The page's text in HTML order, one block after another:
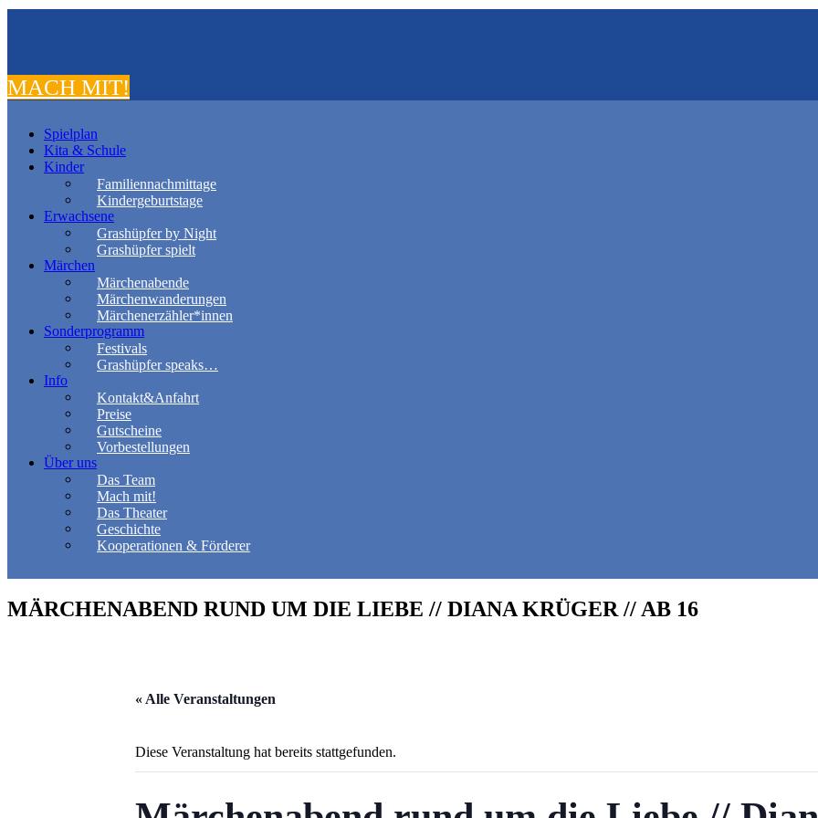
MACH MIT!
Spielplan
Kita & Schule
Kinder
Familiennachmittage
Kindergeburtstage
Erwachsene
Grashüpfer by Night
Grashüpfer spielt
Märchen
Märchenabende
Märchenwanderungen
Märchenerzähler*innen
Sonderprogramm
Festivals
Grashüpfer speaks…
Info
Kontakt&Anfahrt
Preise
Gutscheine
Vorbestellungen
Über uns
Das Team
Mach mit!
Das Theater
Geschichte
Kooperationen & Förderer
MÄRCHENABEND RUND UM DIE LIEBE // DIANA KRÜGER // AB 16
« Alle Veranstaltungen
Diese Veranstaltung hat bereits stattgefunden.